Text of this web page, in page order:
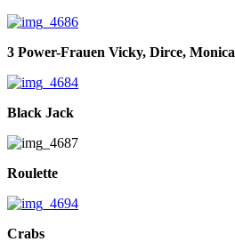
3 Power-Frauen Vicky, Dirce, Monica
Black Jack
Roulette
Crabs